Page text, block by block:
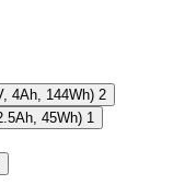
4Ah, 144Wh) 2
45Wh) 1